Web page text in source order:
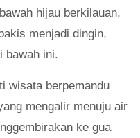
hijau berkilauan,
menjadi dingin,
bawah ini.
wisata berpemandu
mengalir menuju air
ke gua